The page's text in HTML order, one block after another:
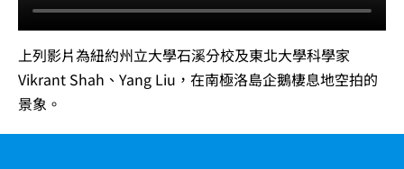
上列影片為紐約州立大學石溪分校及東北大學科學家
Vikrant Shah、Yang Liu，在南極洛島企鵝棲息地空拍的
景象。